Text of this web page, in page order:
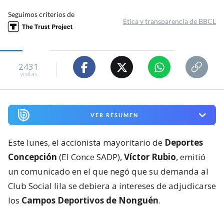
Seguimos criterios de
Ética y transparencia de BBCL
2431
visitas
VER RESUMEN
Este lunes, el accionista mayoritario de Deportes
Concepción (El Conce SADP), Víctor Rubio, emitió
un comunicado en el que negó que su demanda al
Club Social lila se debiera a intereses de adjudicarse
los Campos Deportivos de Nonguén.